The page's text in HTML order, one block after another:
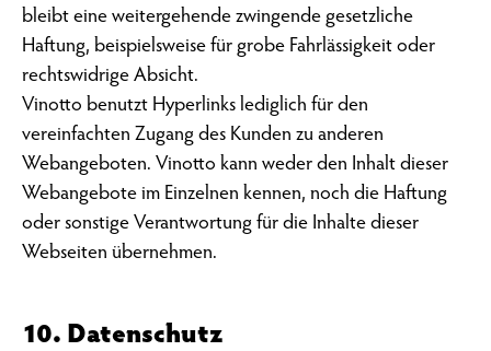
bleibt eine weitergehende zwingende gesetzliche
Haftung, beispielsweise für grobe Fahrlässigkeit oder
rechtswidrige Absicht.
Vinotto benutzt Hyperlinks lediglich für den
vereinfachten Zugang des Kunden zu anderen
Webangeboten. Vinotto kann weder den Inhalt dieser
Webangebote im Einzelnen kennen, noch die Haftung
oder sonstige Verantwortung für die Inhalte dieser
Webseiten übernehmen.
10. Datenschutz